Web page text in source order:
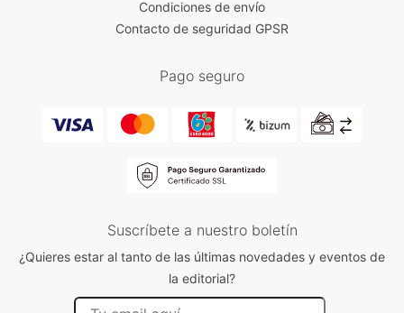
Condiciones de envío
Contacto de seguridad GPSR
Pago seguro
Suscríbete a nuestro boletín
¿Quieres estar al tanto de las últimas novedades y eventos de
la editorial?